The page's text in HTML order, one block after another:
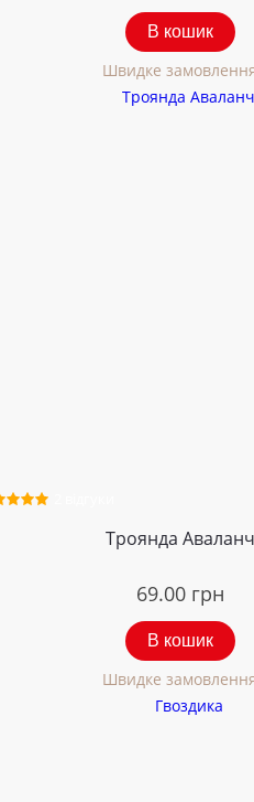
В кошик
Швидке
Троянда Аваланч
69.00 грн
В кошик
Швидке